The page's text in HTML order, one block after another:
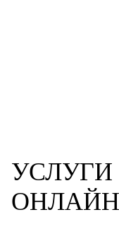
УСЛУГИ
ОНЛАЙН